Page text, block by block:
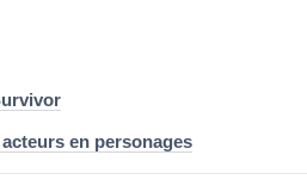
en personages